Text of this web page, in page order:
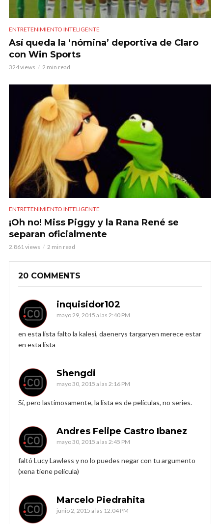
ENTRETENIMIENTO INTELIGENTE
Así queda la ‘nómina’ deportiva de Claro
con Win Sports
324 views 2 min read
ENTRETENIMIENTO INTELIGENTE
¡Oh no! Miss Piggy y la Rana René se
separan oficialmente
2.861 views 2 min read
20 COMMENTS
inquisidor102
mayo 29, 2015 a las 2:40 PM
en esta lista falto la kalesi, daenerys targaryen merece estar
en esta lista
Shengdi
mayo 30, 2015 a las 2:16 PM
Sí, pero lastimosamente, la lista es de películas, no series.
Andres Felipe Castro Ibanez
mayo 30, 2015 a las 2:45 PM
faltó Lucy Lawless y no lo puedes negar con tu argumento
(xena tiene película)
Marcelo Piedrahita
junio 2, 2015 a las 12:04 PM